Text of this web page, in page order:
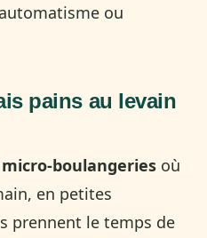
ou
pains au levain
micro-boulangeries où
en petites
prennent le temps de